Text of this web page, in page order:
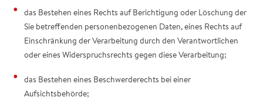
das Bestehen eines Rechts auf Berichtigung oder Löschung der
Sie betreffenden personenbezogenen Daten, eines Rechts auf
Einschränkung der Verarbeitung durch den Verantwortlichen
oder eines Widerspruchsrechts gegen diese Verarbeitung;
das Bestehen eines Beschwerderechts bei einer
Aufsichtsbehörde;